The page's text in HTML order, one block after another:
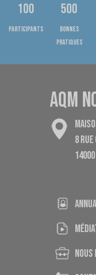
100
Participants
500
bonnes
pratiques
AQM
8